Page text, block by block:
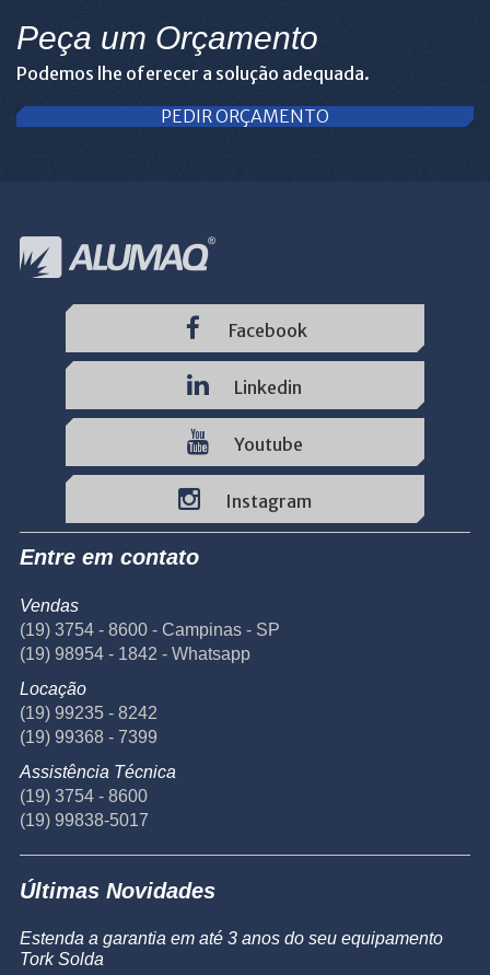
Peça um Orçamento
Podemos lhe oferecer a solução adequada.
PEDIR ORÇAMENTO
Facebook
Linkedin
Youtube
Instagram
Entre em contato
Vendas
(19) 3754 - 8600 - Campinas - SP
(19) 98954 - 1842 - Whatsapp
Locação
(19) 99235 - 8242
(19) 99368 - 7399
Assistência Técnica
(19) 3754 - 8600
(19) 99838-5017
Últimas Novidades
Estenda a garantia em até 3 anos do seu equipamento
Tork Solda